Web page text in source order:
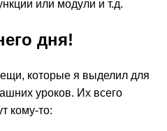
или модули и т.д.
дня!
которые я выделил для
уроков. Их всего
кому-то: